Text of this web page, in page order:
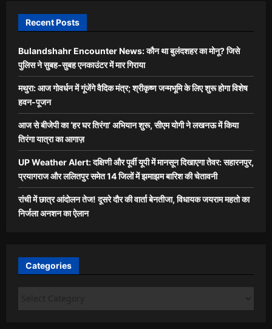
Recent Posts
Bulandshahr Encounter News: कौन था बुलंदशहर का मोनू? जिसे
पुलिस ने सुबह-सुबह एनकाउंटर में मार गिराया
मथुरा: आज गोवर्धन में गूंजेंगे वैदिक मंत्र; श्रीकृष्ण जन्मभूमि के लिए शुरू होगा विशेष
हवन-पूजन
आज से बीजेपी का ‘हर घर तिरंगा’ अभियान शुरू, सीएम योगी ने लखनऊ में किया
तिरंगा यात्रा का आगाज़
UP Weather Alert: दक्षिणी और पूर्वी यूपी में मानसून दिखाएगा तेवर: सहारनपुर,
प्रयागराज और ललितपुर समेत 14 जिलों में झमाझम बारिश की चेतावनी
रांची में छात्र आंदोलन तेज! दूसरे दौर की वार्ता बेनतीजा, विधायक जयराम महतो का
निर्जला अनशन का ऐलान
Categories